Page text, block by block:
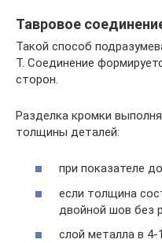
Тавровое
Такой способ
Т. Соединение
сторон.
Разделка кромки
толщины деталей:
при показателе
если толщина
двойной шов без
слой металла в